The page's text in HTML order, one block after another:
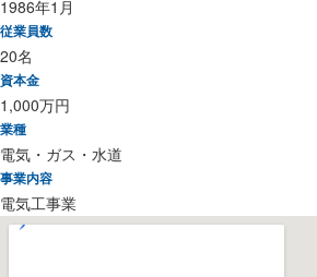
1986年1月
従業員数
20名
資本金
1,000万円
業種
電気・ガス・水道
事業内容
電気工事業